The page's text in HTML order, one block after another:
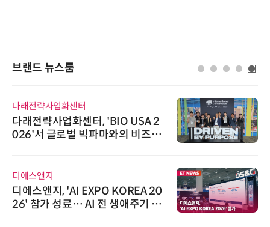
브랜드 뉴스룸
다래전략사업화센터
다래전략사업화센터, 'BIO USA 2
026'서 글로벌 빅파마와의 비즈니
디에스앤지
디에스앤지, 'AI EXPO KOREA 20
26' 참가 성료… AI 전 생애주기 아